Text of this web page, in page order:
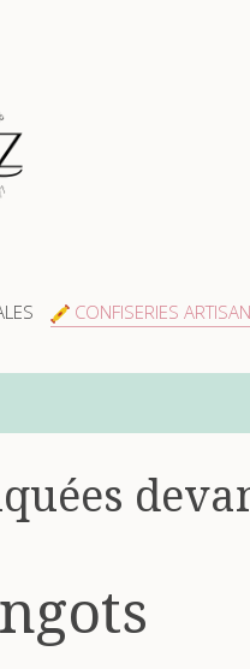
CONFISERIES